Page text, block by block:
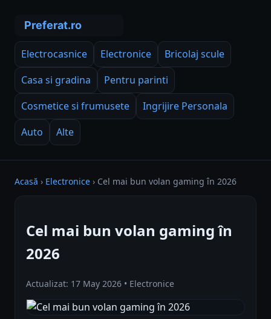
Electrocasnice Electronice
Bricolaj scule
Casa si gradina
Pentru parinti
Cosmetice si frumusete
Ingrijire Personala
Auto
Alte
Acasă › Electronice › Cel mai bun volan gaming în 2026
Cel mai bun volan gaming în
2026
Actualizat: 17 May 2026 • Electronice